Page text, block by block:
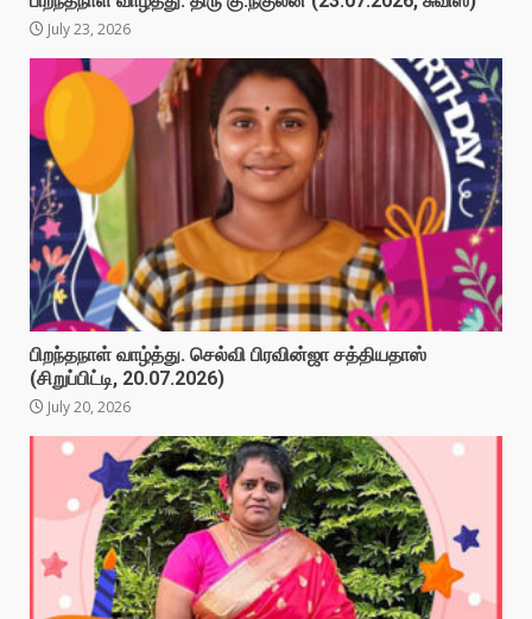
July 23, 2026
பிறந்தநாள் வாழ்த்து. செல்வி பிரவின்ஜா சத்தியதாஸ்
(சிறுப்பிட்டி, 20.07.2026)
July 20, 2026